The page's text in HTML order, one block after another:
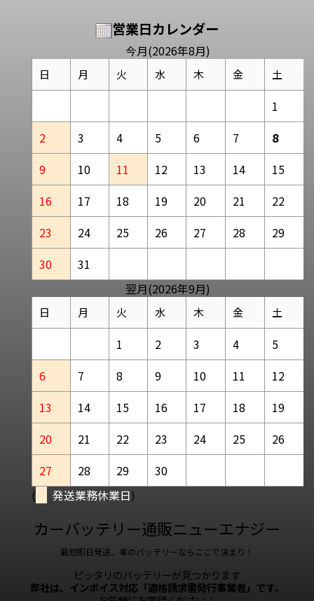
営業日カレンダー
今月(2026年8月)
日 月 火 水 木 金 土
1
2
3 4 5 6 7
8
9
10 11 12 13 14
15
16
17 18 19 20 21
22
23
24 25 26 27 28
29
30
31
翌月(2026年9月)
日 月 火 水 木 金 土
1 2 3 4
5
6
7 8 9 10 11
12
13
14 15 16 17 18
19
20
21 22 23 24 25
26
27
28 29
30
(
発送業務休業日)
カーバッテリー通販ニューエナジー
最短即日発送、車のバッテリーならここで決まり！
ピッタリのバッテリーが見つかります
弊社は、インボイス対応「適格請求書発行事業者」です。